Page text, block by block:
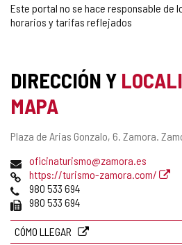
Este portal no se hace responsable de
horarios y tarifas reflejados
DIRECCIÓN Y
MAPA
Dirección
Plaza de Arias Gonzalo, 6. Zamora.
Dirección
de
correo
electrónico
oficinaturismo@zamora.es
Página
Web
https://turismo-zamora.com/
Teléfonos
980 533 694
Fax 980 533 694
CÓMO LLEGAR